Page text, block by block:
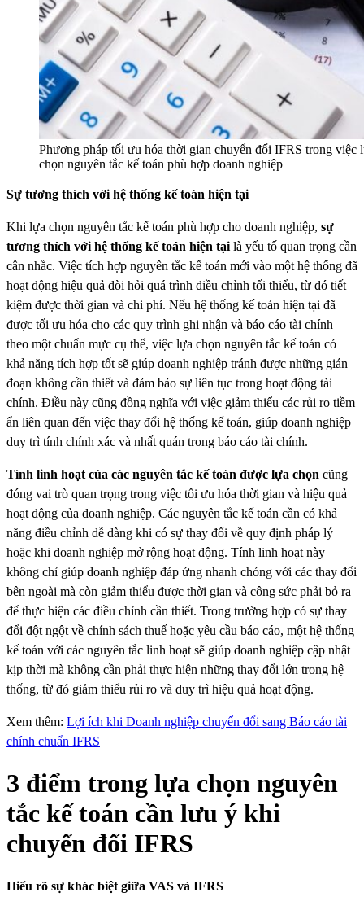
Phương pháp tối ưu hóa thời gian chuyển đổi IFRS trong việc
chọn nguyên tắc kế toán phù hợp doanh nghiệp
Sự tương thích với hệ thống kế toán hiện tại
Khi lựa chọn nguyên tắc kế toán phù hợp cho doanh nghiệp, sự
tương thích với hệ thống kế toán hiện tại là yếu tố quan trọng cần
cân nhắc. Việc tích hợp nguyên tắc kế toán mới vào một hệ thống đã
hoạt động hiệu quả đòi hỏi quá trình điều chỉnh tối thiểu, từ đó tiết
kiệm được thời gian và chi phí. Nếu hệ thống kế toán hiện tại đã
được tối ưu hóa cho các quy trình ghi nhận và báo cáo tài chính
theo một chuẩn mực cụ thể, việc lựa chọn nguyên tắc kế toán có
khả năng tích hợp tốt sẽ giúp doanh nghiệp tránh được những gián
đoạn không cần thiết và đảm bảo sự liên tục trong hoạt động tài
chính. Điều này cũng đồng nghĩa với việc giảm thiểu các rủi ro tiềm
ẩn liên quan đến việc thay đổi hệ thống kế toán, giúp doanh nghiệp
duy trì tính chính xác và nhất quán trong báo cáo tài chính.
Tính linh hoạt của các nguyên tắc kế toán được lựa chọn cũng
đóng vai trò quan trọng trong việc tối ưu hóa thời gian và hiệu quả
hoạt động của doanh nghiệp. Các nguyên tắc kế toán cần có khả
năng điều chỉnh dễ dàng khi có sự thay đổi về quy định pháp lý
hoặc khi doanh nghiệp mở rộng hoạt động. Tính linh hoạt này
không chỉ giúp doanh nghiệp đáp ứng nhanh chóng với các thay đổi
bên ngoài mà còn giảm thiểu được thời gian và công sức phải bỏ ra
để thực hiện các điều chỉnh cần thiết. Trong trường hợp có sự thay
đổi đột ngột về chính sách thuế hoặc yêu cầu báo cáo, một hệ thống
kế toán với các nguyên tắc linh hoạt sẽ giúp doanh nghiệp cập nhật
kịp thời mà không cần phải thực hiện những thay đổi lớn trong hệ
thống, từ đó giảm thiểu rủi ro và duy trì hiệu quả hoạt động.
Xem thêm: Lợi ích khi Doanh nghiệp chuyển đổi sang Báo cáo tài
chính chuẩn IFRS
3 điểm trong lựa chọn nguyên
tắc kế toán cần lưu ý khi
chuyển đổi IFRS
Hiểu rõ sự khác biệt giữa VAS và IFRS